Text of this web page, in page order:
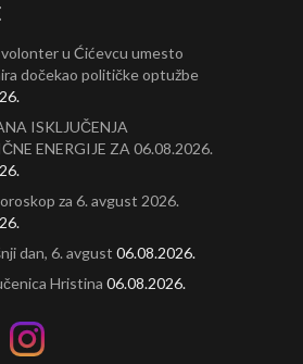
volonter u Ćićevcu umesto
dočekao političke optužbe
ISKLJUČENJA
ENERGIJE ZA 06.08.2026.
za 6. avgust 2026.
dan, 6. avgust 06.08.2026.
Hristina 06.08.2026.